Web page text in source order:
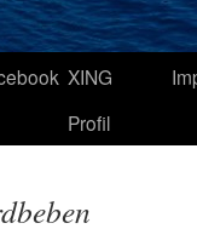
XING
Profil